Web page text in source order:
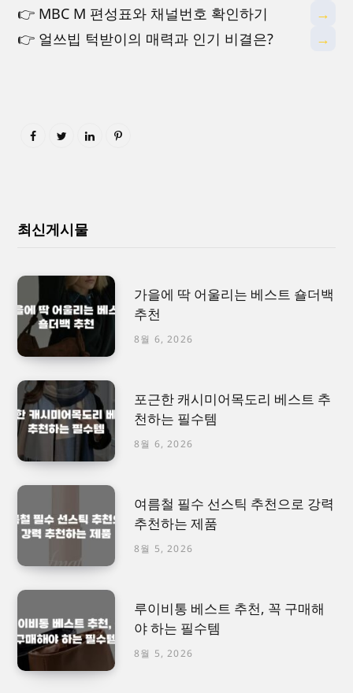
👉 MBC M 편성표와 채널번호 확인하기
→
👉 얼쓰빕 턱받이의 매력과 인기 비결은?
→
최신게시물
가을에 딱 어울리는 베스트 숄더백
추천
8월 6, 2026
포근한 캐시미어목도리 베스트 추
천하는 필수템
8월 6, 2026
여름철 필수 선스틱 추천으로 강력
추천하는 제품
8월 5, 2026
루이비통 베스트 추천, 꼭 구매해
야 하는 필수템
8월 5, 2026